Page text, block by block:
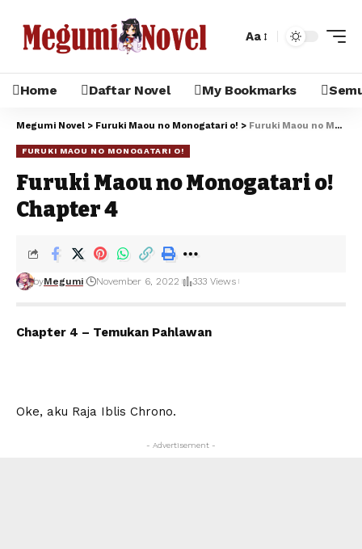
Aa
Home Daftar Novel My Bookmarks
Megumi Novel > Furuki Maou no Monogatari o! > Furuki Maou no Monogatari o! Chapter 4
FURUKI MAOU NO MONOGATARI O!
Furuki Maou no Monogatari o!
Chapter 4
byMegumi November 6, 2022 333 Views
Chapter 4 – Temukan Pahlawan
Oke, aku Raja Iblis Chrono.
- Advertisement -